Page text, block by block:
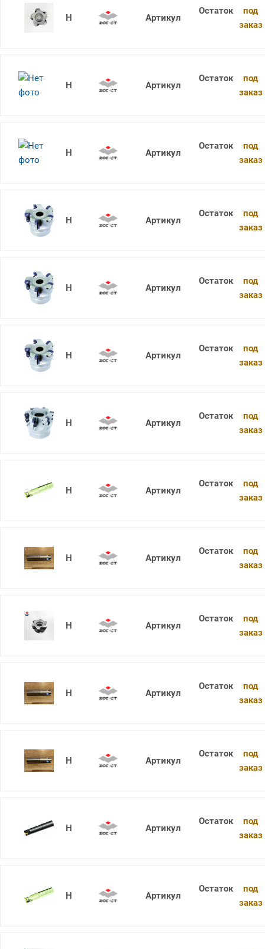
XMR01-100-B32-WP09-05
под
заказ
XMR01-125-B40-SD12-09
под
заказ
XMR01-125-B40-SD15-09
под
заказ
XMR01-125-B40-WP08-07
под
заказ
XMR01-125-B40-WP09-06
под
заказ
XMR01-160-B40-WP09-07
под
заказ
XMR01-063-A22-SD09-05
под
заказ
XMR01-025-XP25-SD09-02
под
заказ
XMR01-032-G32-SD09-03
под
заказ
XMR01-032-G32-SD12-02
под
заказ
XMR01-032-G32-WP06-03-L
под
заказ
XMR01-032-G32-WP06-03-M
под
заказ
XMR01-032-G32-WP06-03-XL
под
заказ
XMR01-032-XP32-SD06-05
под
заказ